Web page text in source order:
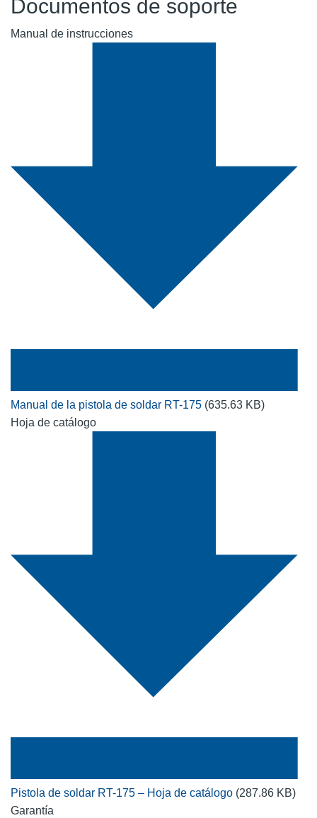
Documentos de soporte
Manual de instrucciones
Manual de la pistola de soldar RT-175 (635.63 KB)
Hoja de catálogo
Pistola de soldar RT-175 – Hoja de catálogo (287.86 KB)
Garantía